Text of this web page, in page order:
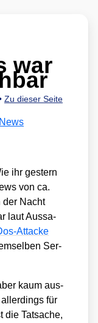
war
Zu dieser Seite
ihr ges­tern
von ca.
der Nacht
laut Aus­sa­
Atta­cke
Ser­
kaum aus­
für
die Tat­sa­che,